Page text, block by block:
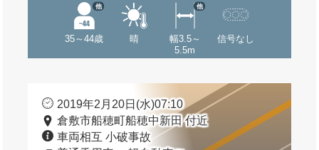
35～44歳
他
晴
幅3.5～
5.5m
他
信号なし
2019年2月20日(水)07:10
倉敷市船穂町船穂中新田 付近
車両相互 小破事故